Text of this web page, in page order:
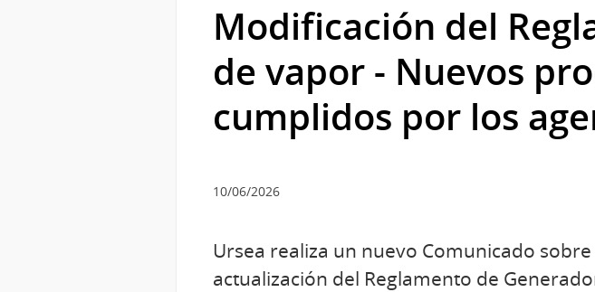
Modificación del
de vapor - Nuevos
cumplidos por los
10/06/2026
Ursea realiza un nuevo Comunicado
actualización del Reglamento de